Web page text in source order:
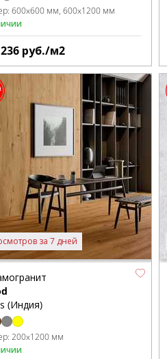
600x600 мм 600x1200 мм
руб./м2
за 7 дней
(Индия)
200x1200 мм